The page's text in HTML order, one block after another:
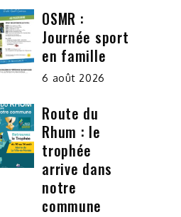
OSMR :
Journée sport
en famille
6 août 2026
Route du
Rhum : le
trophée
arrive dans
notre
commune